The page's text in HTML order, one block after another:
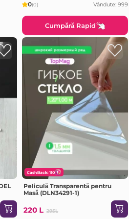
0(0) Vândute: 999
Cumpără Rapid
CashBack: 110
Peliculă Transparentă pentru
Masă (DLN34291-1)
220 L 295L